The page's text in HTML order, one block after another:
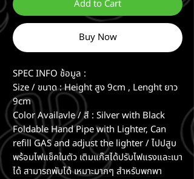
Add to Cart
Buy Now
SPEC INFO ช้อมูล :
Size / ขนาด : Height สูง 9cm , Lenght ยาว
9cm
Color Availavle / สี : Silver with Black
Foldable Hand Pipe with Lighter, Can
refill GAS and adjust the lighter / ไปปสูบ
พร้อมไฟแช็คในตัว เติมแก๊สได้ปรับไฟแรงและเบา
ได้ สามารถพับได้ เหมาะมากๆ สำหรับพกพา